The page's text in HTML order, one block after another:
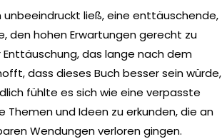
ließ, eine enttäuschende,
den hohen Erwartungen gerecht zu
das lange nach dem
dass dieses Buch besser sein würde,
fühlte es sich wie eine verpasste
und Ideen zu erkunden, die an
Wendungen verloren gingen.